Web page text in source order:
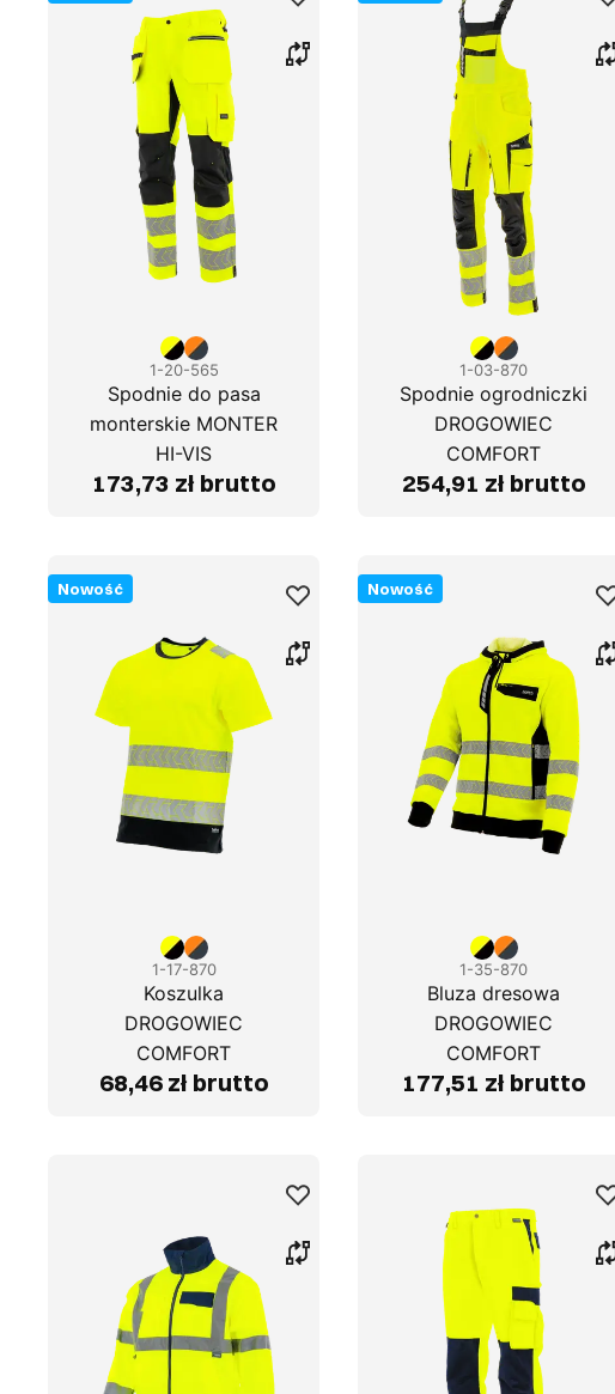
1-20-565
Spodnie do pasa
monterskie MONTER
HI-VIS
173,73 zł brutto
1-03-870
Spodnie ogrodniczki
DROGOWIEC
COMFORT
254,91 zł brutto
Nowość
1-17-870
Koszulka
DROGOWIEC
COMFORT
68,46 zł brutto
Nowość
1-35-870
Bluza dresowa
DROGOWIEC
COMFORT
177,51 zł brutto